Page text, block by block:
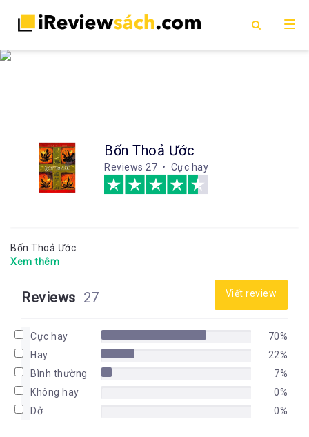
Bốn Thoả Ước
Reviews 27 • Cực hay
Bốn Thoả Ước
Xem thêm
Reviews 27 Viết review
Cực hay
70%
Hay
22%
Bình thường
7%
Không hay
0%
Dở
0%